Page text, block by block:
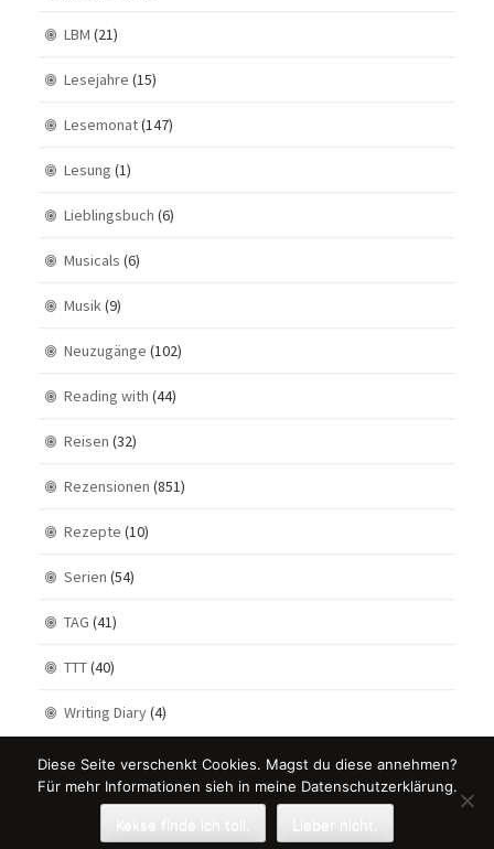
LBM (21)
Lesejahre (15)
Lesemonat(147)
Lesung (1)
Lieblingsbuch (6)
Musicals (6)
Musik(9)
Neuzugänge (102)
Reading with (44)
Reisen (32)
Rezensionen (851)
Rezepte (10)
Serien (54)
TAG (41)
TTT(40)
Writing Diary(4)
Theme Designed byRohit.© 2026 . All Rights Reserved.
Diese Seite verschenkt Cookies. Magst du diese annehmen?
Für mehr Informationen sieh in meine Datenschutzerklärung.